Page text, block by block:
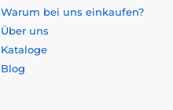
Warum bei uns einkaufen?
Über uns
Kataloge
Blog